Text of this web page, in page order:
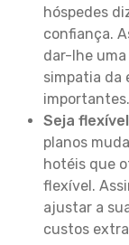
hóspedes
confiança.
dar-lhe uma
simpatia da
importantes.
Seja
planos
hotéis que
flexível.
ajustar a
custos